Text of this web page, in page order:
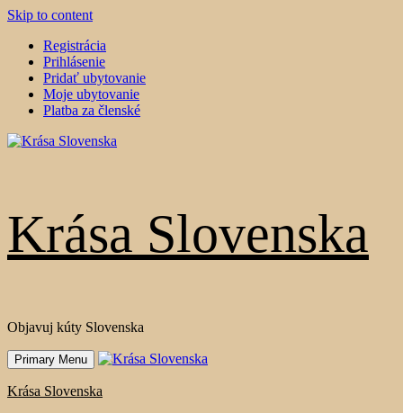
Skip to content
Registrácia
Prihlásenie
Pridať ubytovanie
Moje ubytovanie
Platba za členské
Krása Slovenska
Objavuj kúty Slovenska
Primary Menu
Krása Slovenska